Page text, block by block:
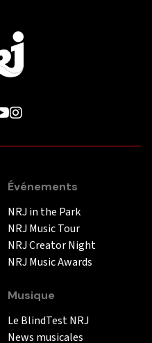
Événements
NRJ in the Park
NRJ Music Tour
NRJ Creator Night
NRJ Music Awards
Musique
Le BlindTest NRJ
News musicales